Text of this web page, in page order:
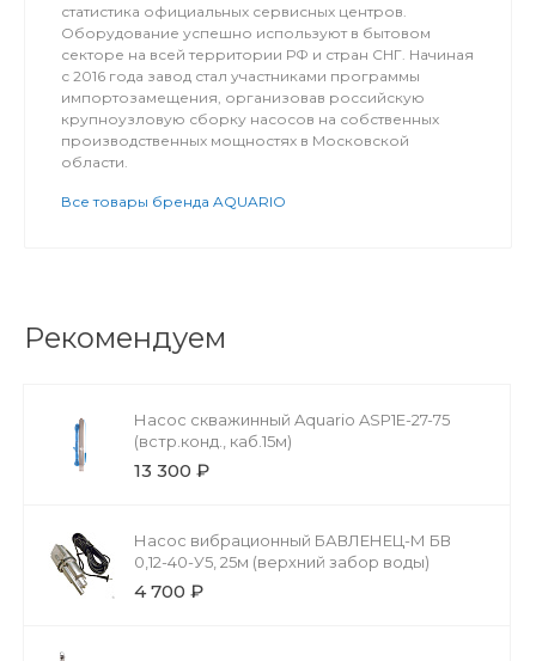
статистика официальных сервисных центров.
Оборудование успешно используют в бытовом
секторе на всей территории РФ и стран СНГ. Начиная
с 2016 года завод стал участниками программы
импортозамещения, организовав российскую
крупноузловую сборку насосов на собственных
производственных мощностях в Московской
области.
Все товары бренда AQUARIO
Рекомендуем
Насос скважинный Aquario ASP1E-27-75
(встр.конд., каб.15м)
13 300 ₽
Насос вибрационный БАВЛЕНЕЦ-М БВ
0,12-40-У5, 25м (верхний забор воды)
4 700 ₽